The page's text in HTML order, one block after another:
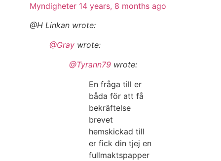
Myndigheter 14 years, 8 months ago
@H Linkan wrote:
@Gray wrote:
@Tyrann79 wrote:
En fråga till er
båda för att få
bekräftelse
brevet
hemskickad till
er fick din tjej en
fullmaktspapper